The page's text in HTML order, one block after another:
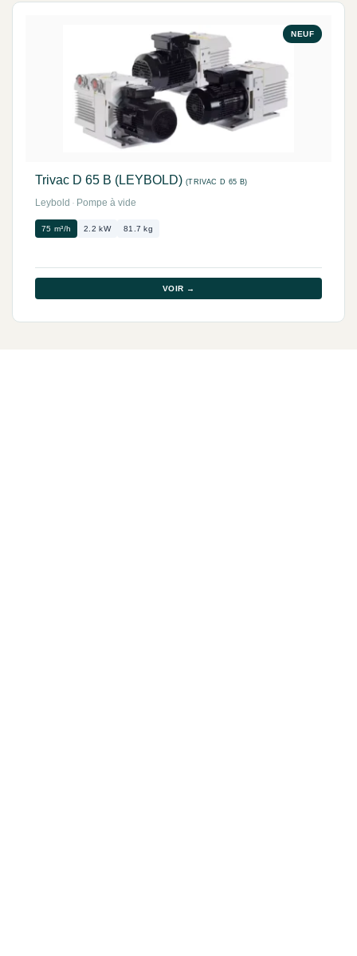
NEUF
Trivac D 65 B (LEYBOLD) (TRIVAC D 65 B)
Leybold · Pompe à vide
75 m³/h 2.2 kW 81.7 kg
VOIR →